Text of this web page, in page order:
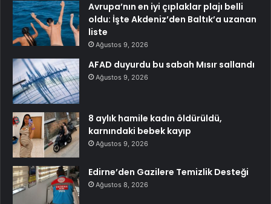
Avrupa’nın en iyi çıplaklar plajı belli
oldu: İşte Akdeniz’den Baltık’a uzanan
liste
Ağustos 9, 2026
AFAD duyurdu bu sabah Mısır sallandı
Ağustos 9, 2026
8 aylık hamile kadın öldürüldü,
karnındaki bebek kayıp
Ağustos 9, 2026
Edirne’den Gazilere Temizlik Desteği
Ağustos 8, 2026